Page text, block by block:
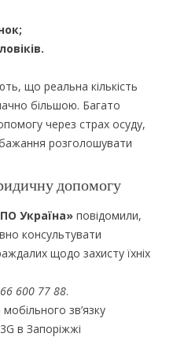
що реальна кількість
більшою. Багато
через страх осуду,
розголошувати
допомогу
Україна»повідомили,
консультувати
щодо захисту їхніх
600 77 88.
зв’язку
в Запоріжжі